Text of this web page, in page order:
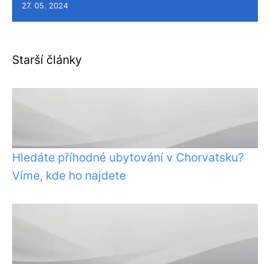
27. 05. 2024
Starší články
Hledáte příhodné ubytování v Chorvatsku?
Víme, kde ho najdete